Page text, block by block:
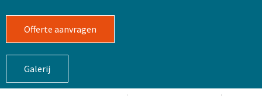
Offerte aanvragen
Galerij